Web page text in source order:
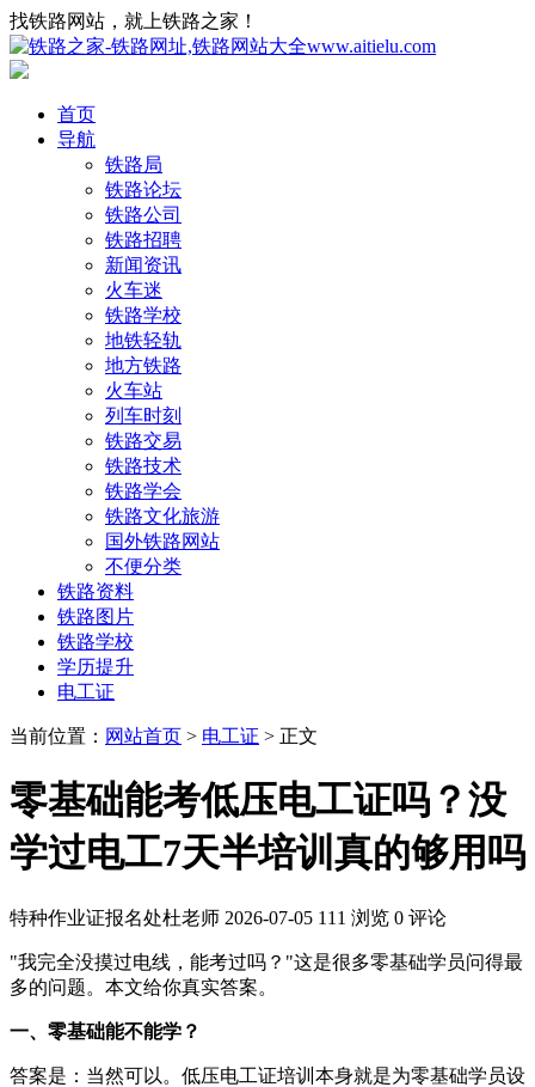
找铁路网站，就上铁路之家！
首页
导航
铁路局
铁路论坛
铁路公司
铁路招聘
新闻资讯
火车迷
铁路学校
地铁轻轨
地方铁路
火车站
列车时刻
铁路交易
铁路技术
铁路学会
铁路文化旅游
国外铁路网站
不便分类
铁路资料
铁路图片
铁路学校
学历提升
电工证
当前位置： 网站首页 > 电工证 > 正文
零基础能考低压电工证吗？没
学过电工7天半培训真的够用吗
特种作业证报名处杜老师 2026-07-05 111 浏览 0 评论
"我完全没摸过电线，能考过吗？"这是很多零基础学员问得最
多的问题。本文给你真实答案。
一、零基础能不能学？
答案是：当然可以。低压电工证培训本身就是为零基础学员设